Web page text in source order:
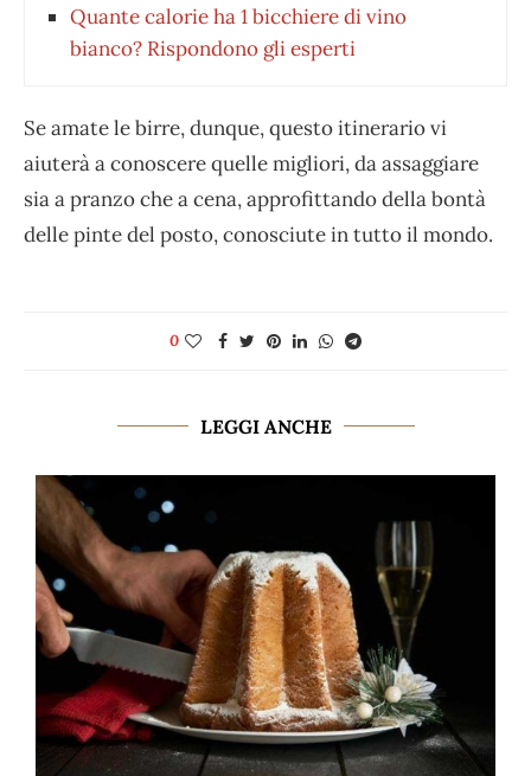
Quante calorie ha 1 bicchiere di vino
bianco? Rispondono gli esperti
Se amate le birre, dunque, questo itinerario vi
aiuterà a conoscere quelle migliori, da assaggiare
sia a pranzo che a cena, approfittando della bontà
delle pinte del posto, conosciute in tutto il mondo.
0
LEGGI ANCHE